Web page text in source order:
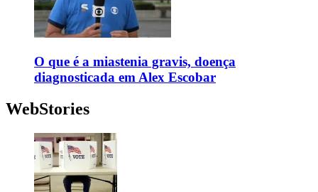
O que é a miastenia gravis, doença
diagnosticada em Alex Escobar
WebStories